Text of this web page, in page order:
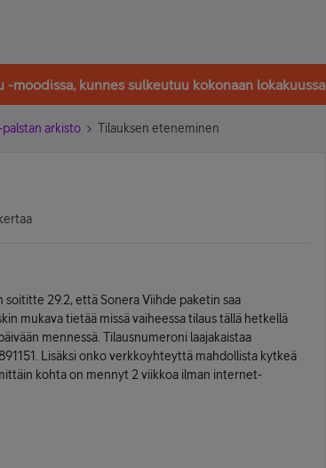
-moodissa, kunnes sulkeutuu kokonaan lokakuussa
palstan arkisto Tilauksen eteneminen
soititte 29.2, että Sonera Viihde paketin saa
mukava tietää missä vaiheessa tilaus tällä hetkellä
mennessä. Tilausnumeroni laajakaistaa
Lisäksi onko verkkoyhteyttä mahdollista kytkeä
kohta on mennyt 2 viikkoa ilman internet-